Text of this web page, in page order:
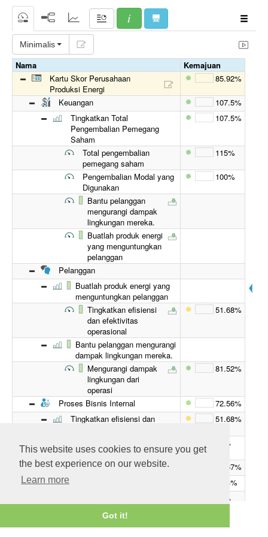
This website uses cookies to ensure you get
the best experience on our website.
Learn more
Got it!
Minimalis
Nama
Kemajuan
Kartu Skor Perusahaan
Produksi Energi
85.92%
Keuangan
107.5%
Tingkatkan Total
Pengembalian Pemegang
Saham
107.5%
Total pengembalian
pemegang saham
115%
Pengembalian Modal yang
Digunakan
100%
Bantu pelanggan
mengurangi dampak
lingkungan mereka.
Buatlah produk energi
yang menguntungkan
pelanggan
Pelanggan
Buatlah produk energi yang
menguntungkan pelanggan
Tingkatkan efisiensi
dan efektivitas
operasional
51.68%
Bantu pelanggan mengurangi
dampak lingkungan mereka.
Mengurangi dampak
lingkungan dari
operasi
81.52%
Proses Bisnis Internal
72.56%
Tingkatkan efisiensi dan
51.68%
Rasio penggantian
cadangan
97%
Produksi rata-rata bruto
16.67%
89.4%
20%
Sediakan lingkungan